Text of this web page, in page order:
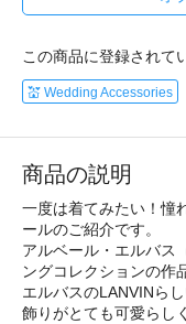
この商品に登録されて
💒 Wedding Accessories
商品の説明
一度は着てみたい！憧
ールのご紹介です。
アルベール・エルバス
ングコレクションの作
エルバスのLANVINら
飾りがとても可愛らし